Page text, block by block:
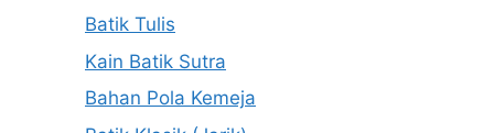
Batik Tulis
Kain Batik Sutra
Bahan Pola Kemeja